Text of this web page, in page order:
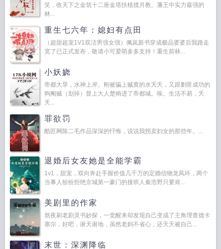
笑，收天下之金筑十二座金塔扶植揽月教。藩王中实力最强的
林...
重生七六年：媳妇有点田
（超甜超宠1V1双洁男强女强）佩岚新书穿成极品婆婆后我路走
宽了已正式发布，敬请小可爱萌多多支持！重生前林...
小妖娆
帝都大旱，水神上岸。刚被骗上贼窝的水夭夭，又跟剿匪成功的
狗阉贼（划掉）督上大人楚烠进了帝都城。唉。生活不易，夭
夭...
罪欲罚
酷匠网陈二毛作品深深的忏悔，说说我拐卖妇女的那些年。...
退婚后女友她是全能学霸
1v1，甜宠，双向奔赴手握价值几千万的定婚信物龙凤环，两个
当事人纷纷拒绝京城第一豪门的接班人秦浩野只要肯...
美剧里的作家
熬夜刷老剧灵书妙探，一觉醒来却发现自己变成了主角理查德卡
塞尔，好吧，谢天谢地，虽然老妈不省心，还天天被自己...
末世：深渊降临